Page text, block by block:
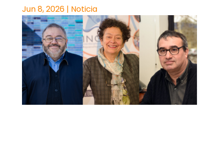
Jun 8, 2026| Noticia